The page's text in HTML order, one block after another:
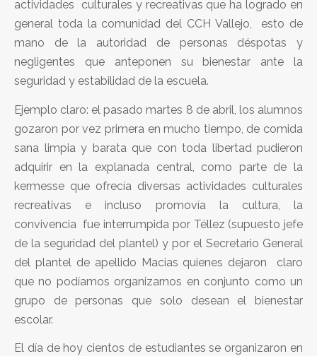
actividades culturales y recreativas que ha logrado en
general toda la comunidad del CCH Vallejo, esto de
mano de la autoridad de personas déspotas y
negligentes que anteponen su bienestar ante la
seguridad y estabilidad de la escuela.
Ejemplo claro: el pasado martes 8 de abril, los alumnos
gozaron por vez primera en mucho tiempo, de comida
sana limpia y barata que con toda libertad pudieron
adquirir en la explanada central, como parte de la
kermesse que ofrecía diversas actividades culturales
recreativas e incluso promovía la cultura, la
convivencia fue interrumpida por Téllez (supuesto jefe
de la seguridad del plantel) y por el Secretario General
del plantel de apellido Macias quienes dejaron claro
que no podíamos organizarnos en conjunto como un
grupo de personas que solo desean el bienestar
escolar.
El día de hoy cientos de estudiantes se organizaron en